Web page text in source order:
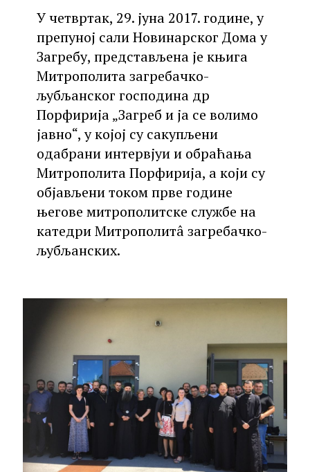
У четвртак, 29. јуна 2017. године, у
препуној сали Новинарског Дома у
Загребу, представљена је књига
Митрополита загребачко-
љубљанског господина др
Порфирија „Загреб и ја се волимо
јавно“, у којој су сакупљени
одабрани интервјуи и обраћања
Митрополита Порфирија, а који су
објављени током прве године
његове митрополитске службе на
катедри Митрополитâ загребачко-
љубљанских.